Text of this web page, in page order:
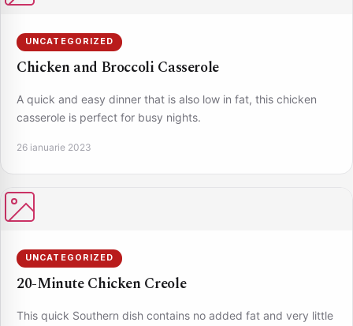
UNCATEGORIZED
Chicken and Broccoli Casserole
A quick and easy dinner that is also low in fat, this chicken
casserole is perfect for busy nights.
26 ianuarie 2023
UNCATEGORIZED
20-Minute Chicken Creole
This quick Southern dish contains no added fat and very little